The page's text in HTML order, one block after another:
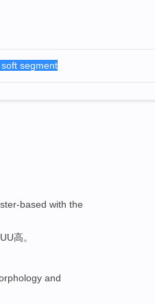
based with the
高。
and